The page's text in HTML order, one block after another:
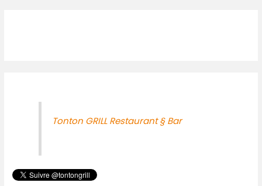
Tonton GRILL Restaurant § Bar